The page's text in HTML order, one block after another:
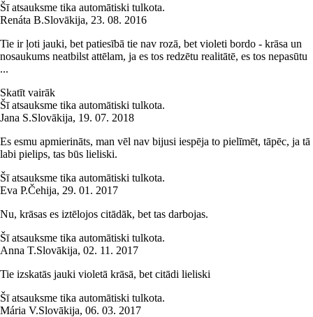
Šī atsauksme tika automātiski tulkota.
Renáta B.Slovākija, 23. 08. 2016
Tie ir ļoti jauki, bet patiesībā tie nav rozā, bet violeti bordo - krāsa un
nosaukums neatbilst attēlam, ja es tos redzētu realitātē, es tos nepasūtu
...
Skatīt vairāk
Šī atsauksme tika automātiski tulkota.
Jana S.Slovākija, 19. 07. 2018
Es esmu apmierināts, man vēl nav bijusi iespēja to pielīmēt, tāpēc, ja tā
labi pielips, tas būs lieliski.
Šī atsauksme tika automātiski tulkota.
Eva P.Čehija, 29. 01. 2017
Nu, krāsas es iztēlojos citādāk, bet tas darbojas.
Šī atsauksme tika automātiski tulkota.
Anna T.Slovākija, 02. 11. 2017
Tie izskatās jauki violetā krāsā, bet citādi lieliski
Šī atsauksme tika automātiski tulkota.
Mária V.Slovākija, 06. 03. 2017